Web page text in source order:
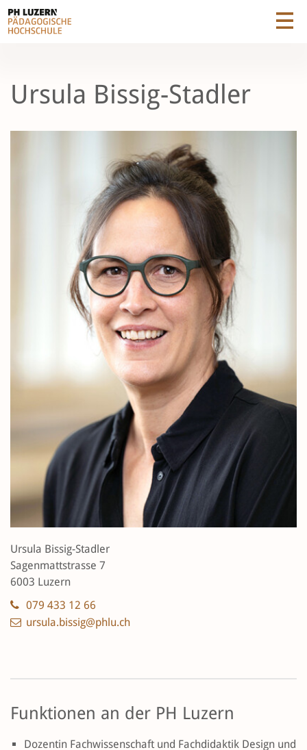
Ursula Bissig-Stadler
Ursula Bissig-Stadler
Sagenmattstrasse 7
6003 Luzern
079 433 12 66
ursula.bissig@phlu.ch
Funktionen an der PH Luzern
Dozentin Fachwissenschaft und Fachdidaktik Design und